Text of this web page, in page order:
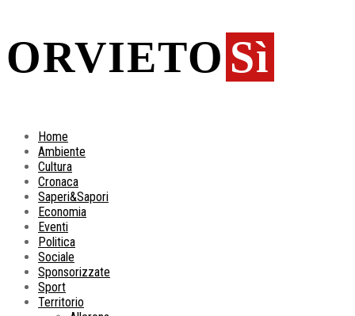
ORVIETO Sì
Home
Ambiente
Cultura
Cronaca
Saperi&Sapori
Economia
Eventi
Politica
Sociale
Sponsorizzate
Sport
Territorio